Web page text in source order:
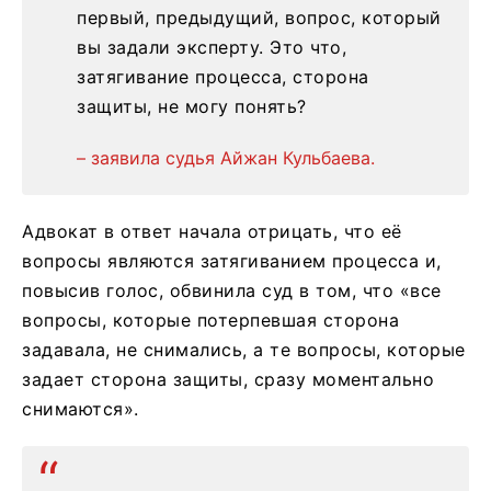
первый, предыдущий, вопрос, который
вы задали эксперту. Это что,
затягивание процесса, сторона
защиты, не могу понять?
– заявила судья Айжан Кульбаева.
Адвокат в ответ начала отрицать, что её
вопросы являются затягиванием процесса и,
повысив голос, обвинила суд в том, что «все
вопросы, которые потерпевшая сторона
задавала, не снимались, а те вопросы, которые
задает сторона защиты, сразу моментально
снимаются».